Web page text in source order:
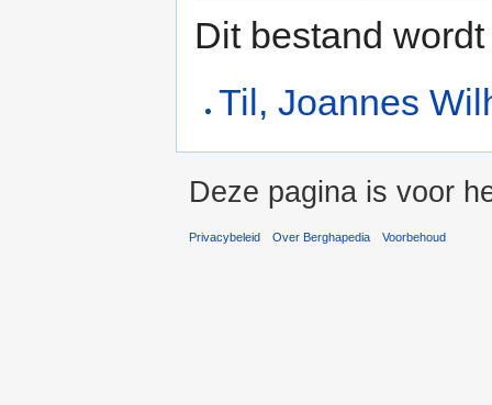
Dit bestand
Til, Joannes
Deze pagina is voor
Privacybeleid Over Berghapedia Voorbehoud